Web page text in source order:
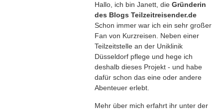
Hallo, ich bin Janett, die Gründerin
des Blogs Teilzeitreisender.de
Schon immer war ich ein sehr großer
Fan von Kurzreisen. Neben einer
Teilzeitstelle an der Uniklinik
Düsseldorf pflege und hege ich
deshalb dieses Projekt - und habe
dafür schon das eine oder andere
Abenteuer erlebt.
Mehr über mich erfahrt ihr unter der